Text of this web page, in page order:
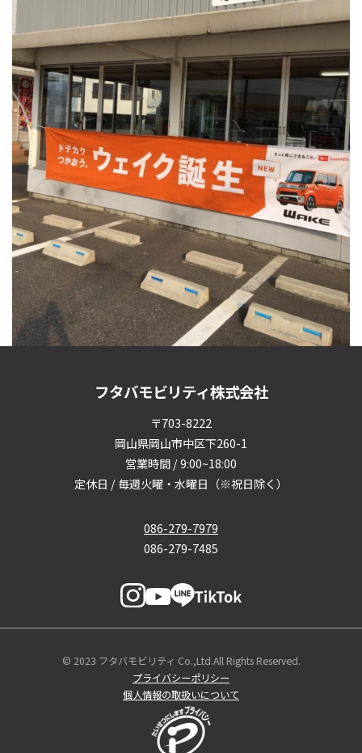
フタバモビリティ株式会社
〒703-8222
岡山県岡山市中区下260-1
営業時間 / 9:00~18:00
定休日 / 毎週火曜・水曜日（※祝日除く）
086-279-7979
086-279-7485
© 2023 フタバモビリティ Co.,Ltd.All Rights Reserved.
プライバシーポリシー
個人情報の取扱いについて